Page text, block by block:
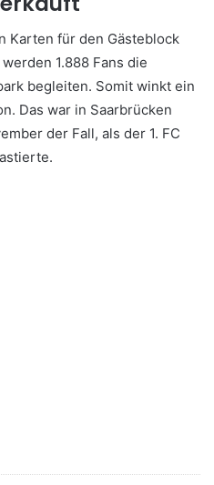
Karten für den Gästeblock
1.888 Fans die
begleiten. Somit winkt ein
Das war in Saarbrücken
der Fall, als der 1. FC